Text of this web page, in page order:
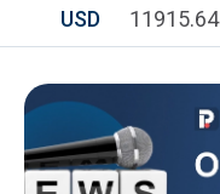
USD 11915.64